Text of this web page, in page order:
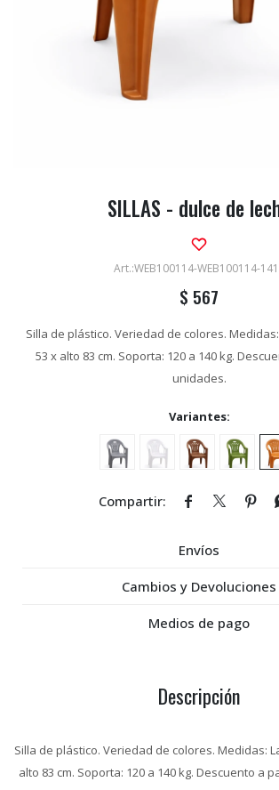
SILLAS - dulce de
WEB100114-WEB100114-
$ 567
Silla de plástico. Veriedad de colores.
53 x alto 83 cm. Soporta: 120 a 140 kg.
unidades.
Variantes:
  
Envíos
Cambios y Devoluciones
Medios de pago
Descripción
Silla de plástico. Veriedad de colores. Medidas:
alto 83 cm. Soporta: 120 a 140 kg. Descuento a